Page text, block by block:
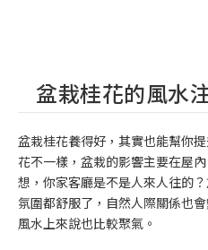
盆栽桂花的風水
盆栽桂花養得好，其實也能幫你
花不一樣，盆栽的影響主要在屋
想，你家客廳是不是人來人往的
氛圍都舒服了，自然人際關係也
風水上來說也比較聚氣。